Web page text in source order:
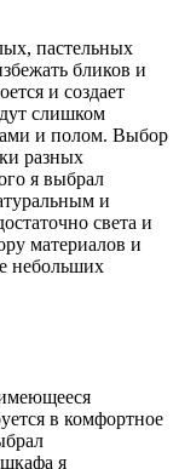
пастельных
бликов и
и создает
слишком
и полом. Выбор
разных
я выбрал
и
света и
материалов и
небольших
в комфортное
я